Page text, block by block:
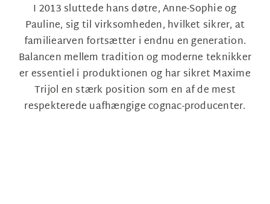
I 2013 sluttede hans døtre, Anne-Sophie og
Pauline, sig til virksomheden, hvilket sikrer, at
familiearven fortsætter i endnu en generation.
Balancen mellem tradition og moderne teknikker
er essentiel i produktionen og har sikret Maxime
Trijol en stærk position som en af de mest
respekterede uafhængige cognac-producenter.